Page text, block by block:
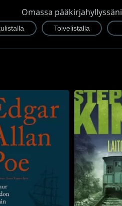
Omassa pääkirjahyllyssäni